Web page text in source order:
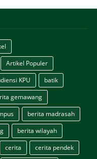
Artikel Populer
KPU
batik
gemawang
berita madrasah
berita wilayah
cerita
cerita pendek